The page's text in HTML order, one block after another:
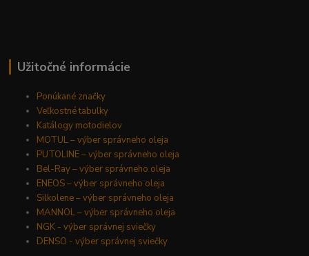
Užitočné informácie
Ponúkané značky
Veľkostné tabulky
Katálogy motodielov
MOTUL – výber správneho oleja
PUTOLINE – výber správneho oleja
Bel-Ray – výber správneho oleja
ENEOS – výber správneho oleja
Silkolene – výber správneho oleja
MANNOL – výber správneho oleja
NGK - výber správnej sviečky
DENSO - výber správnej sviečky